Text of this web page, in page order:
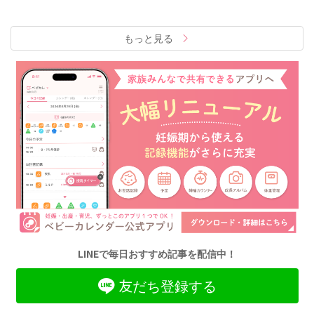
もっと見る
LINEで毎日おすすめ記事を配信中！
友だち登録する